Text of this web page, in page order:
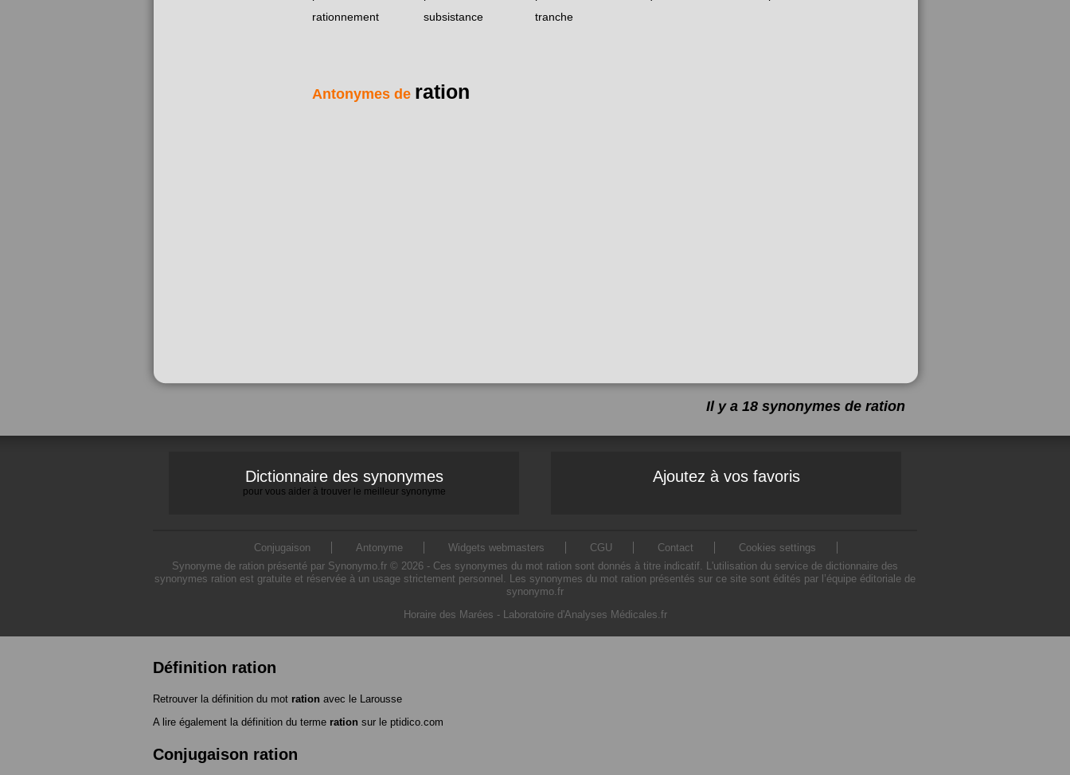
rationnement
subsistance tranche
Antonymes de ration
Il y a 18 synonymes de ration
Dictionnaire des synonymes
pour vous aider à trouver le meilleur synonyme
Ajoutez à vos favoris
Conjugaison Antonyme Widgets webmasters CGU Contact
Cookies settings
Synonyme de ration présenté par Synonymo.fr © 2026 - Ces synonymes du mot ration sont donnés à titre indicatif. L'utilisation du service de dictionnaire des
synonymes ration est gratuite et réservée à un usage strictement personnel. Les synonymes du mot ration présentés sur ce site sont édités par l’équipe éditoriale de
synonymo.fr
Horaire des Marées - Laboratoire d'Analyses Médicales.fr
Définition ration
Retrouver la définition du mot ration avec le Larousse
A lire également la définition du terme ration sur le ptidico.com
Conjugaison ration